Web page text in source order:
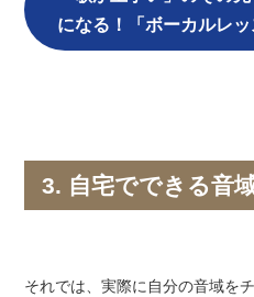
になる！「ボーカルレッ
3. 自宅でできる音
それでは、実際に自分の音域を